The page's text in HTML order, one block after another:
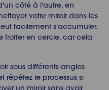
côté à l'autre, en
votre miroir dans les
facilement s'accumuler.
frotter en cercle, car cela
sous différents angles
répétez le processus si
un miroir sans avoir